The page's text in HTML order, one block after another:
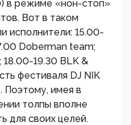
в режиме «нон-стоп»
Вот в таком
исполнители: 15.00-
Doberman team;
19.30 BLK &
фестиваля DJ NIK
Поэтому, имея в
толпы вполне
для своих целей.